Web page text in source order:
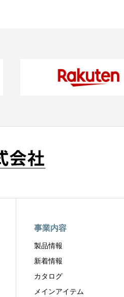
事業内容
製品情報
新着情報
カタログ
メインアイテム